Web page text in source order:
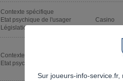
Contexte spécifique
Etat psychique de l'usager
Législation
Casino
Contexte spécifique
Etat psychique de l'usager
Sur joueurs-info-service.fr,